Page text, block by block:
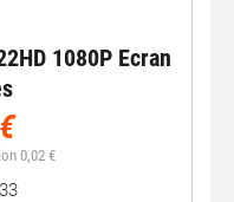
1080P Ecran
0,02 €